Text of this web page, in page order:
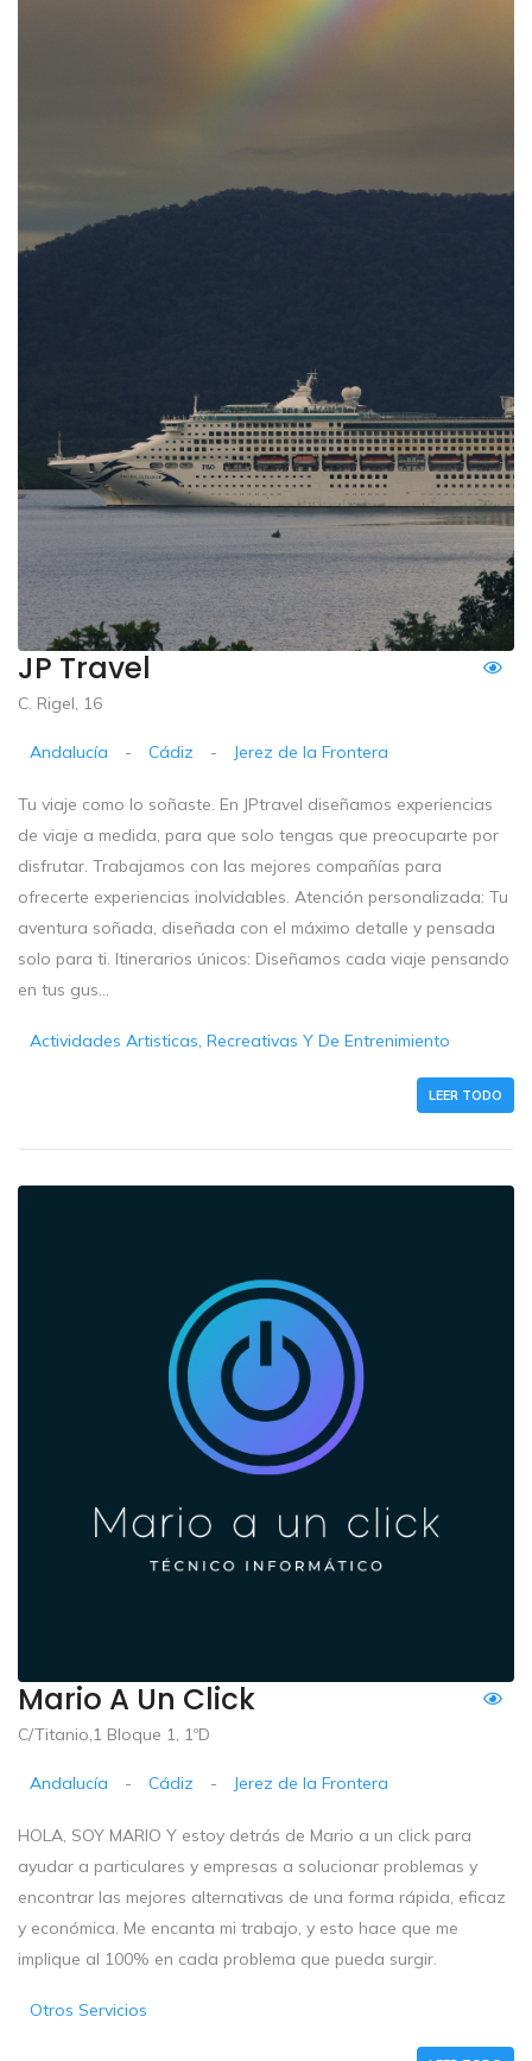
JP Travel
C. Rigel, 16
Andalucía - Cádiz - Jerez de la Frontera
Tu viaje como lo soñaste. En JPtravel diseñamos experiencias
de viaje a medida, para que solo tengas que preocuparte por
disfrutar. Trabajamos con las mejores compañías para
ofrecerte experiencias inolvidables. Atención personalizada: Tu
aventura soñada, diseñada con el máximo detalle y pensada
solo para ti. Itinerarios únicos: Diseñamos cada viaje pensando
en tus gus...
Actividades Artisticas, Recreativas Y De Entrenimiento
LEER TODO
Mario A Un Click
C/Titanio,1 Bloque 1, 1ºD
Andalucía - Cádiz - Jerez de la Frontera
HOLA, SOY MARIO Y estoy detrás de Mario a un click para
ayudar a particulares y empresas a solucionar problemas y
encontrar las mejores alternativas de una forma rápida, eficaz
y económica. Me encanta mi trabajo, y esto hace que me
implique al 100% en cada problema que pueda surgir.
Otros Servicios